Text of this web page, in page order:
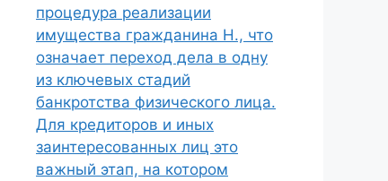
процедура реализации
имущества гражданина Н., что
означает переход дела в одну
из ключевых стадий
банкротства физического лица.
Для кредиторов и иных
заинтересованных лиц это
важный этап, на котором